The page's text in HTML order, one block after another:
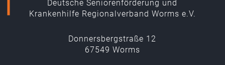
Deutsche Seniorenförderung und
Krankenhilfe Regionalverband Worms e.V.
Donnersbergstraße 12
67549 Worms